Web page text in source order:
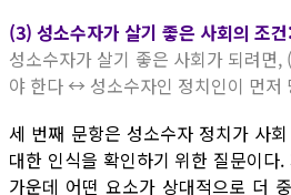
(3) 성소수자가 살기 좋은 사회의 조
성소수자가 살기 좋은 사회가 되려면
야 한다 ↔ 성소수자인 정치인이 먼저
세 번째 문항은 성소수자 정치가 사
대한 인식을 확인하기 위한 질문이다
가운데 어떤 요소가 상대적으로 더